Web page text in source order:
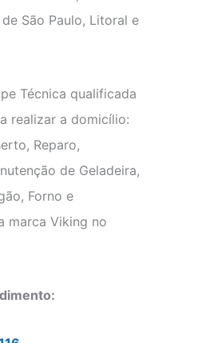
São Paulo, Litoral e
Técnica qualificada
realizar a domicílio:
Reparo,
de Geladeira,
Forno e
marca Viking no